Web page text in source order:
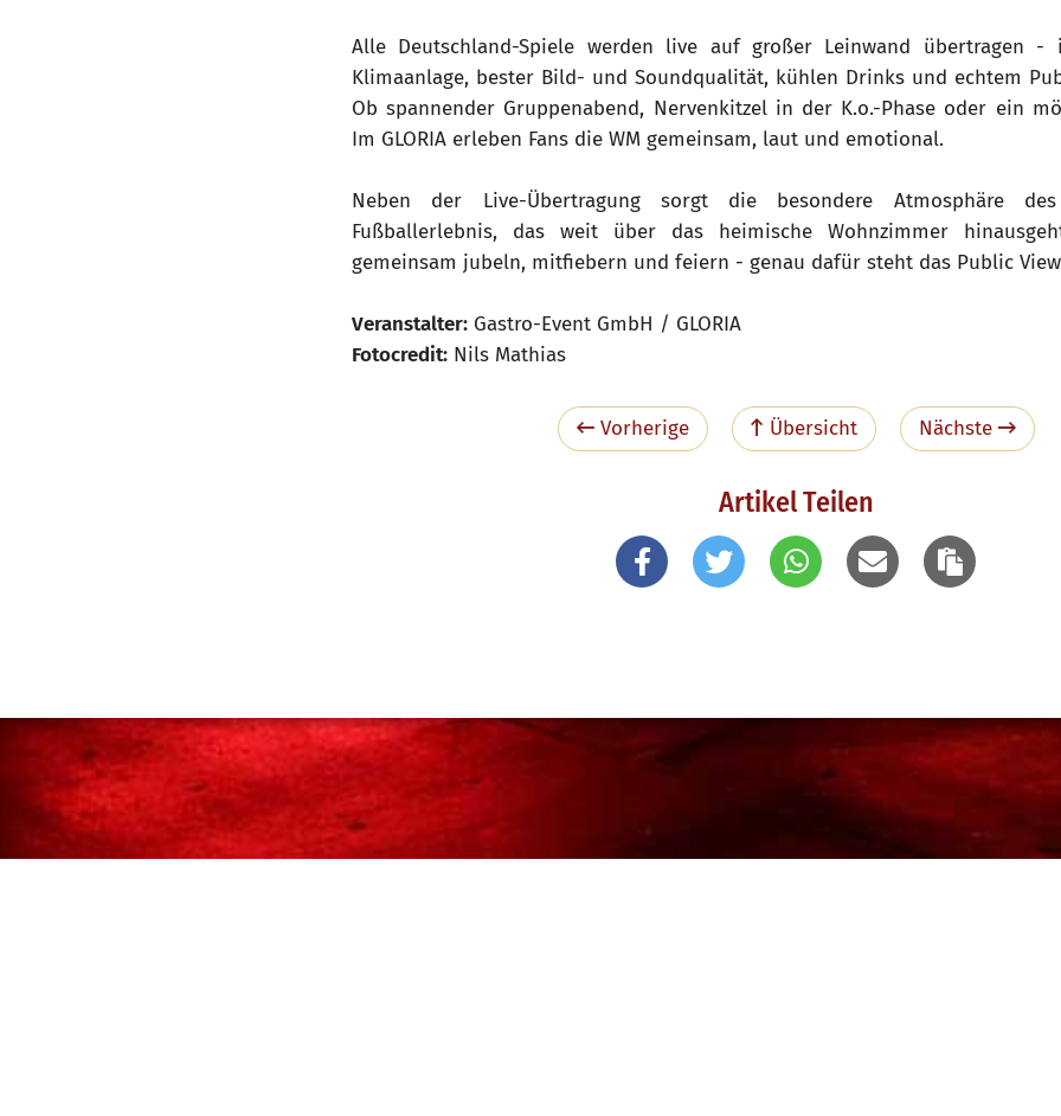
Alle Deutschland-Spiele werden live auf großer Leinwand übertragen -
Klimaanlage, bester Bild- und Soundqualität, kühlen Drinks und echtem
Ob spannender Gruppenabend, Nervenkitzel in der K.o.-Phase oder ein
Im GLORIA erleben Fans die WM gemeinsam, laut und emotional.
Neben der Live-Übertragung sorgt die besondere Atmosphäre
Fußballerlebnis, das weit über das heimische Wohnzimmer
gemeinsam jubeln, mitfiebern und feiern - genau dafür steht das Public
Veranstalter: Gastro-Event GmbH / GLORIA
Fotocredit: Nils Mathias
Vorherige Übersicht Nächste
Artikel Teilen